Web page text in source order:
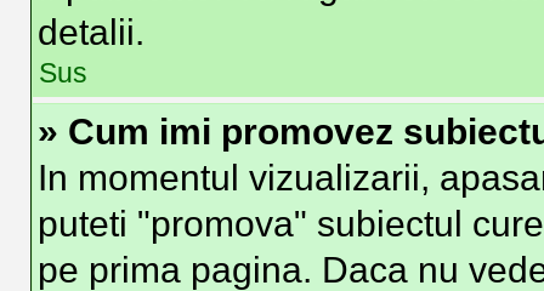
detalii.
Sus
» Cum imi promovez
In momentul vizualizarii,
puteti "promova" subiectul
pe prima pagina. Daca nu